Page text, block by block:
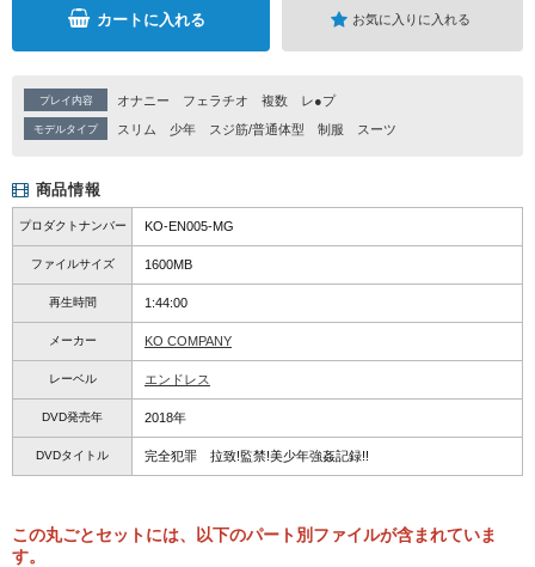
カートに入れる お気に入りに入れる
プレイ内容 オナニー フェラチオ 複数 レ●プ
モデルタイプ スリム 少年 スジ筋/普通体型 制服 スーツ
商品情報
プロダクトナンバー KO-EN005-MG
ファイルサイズ 1600MB
再生時間 1:44:00
メーカー KO COMPANY
レーベル エンドレス
DVD発売年 2018年
DVDタイトル 完全犯罪 拉致!監禁!美少年強姦記録!!
この丸ごとセットには、以下のパート別ファイルが含まれていま
す。